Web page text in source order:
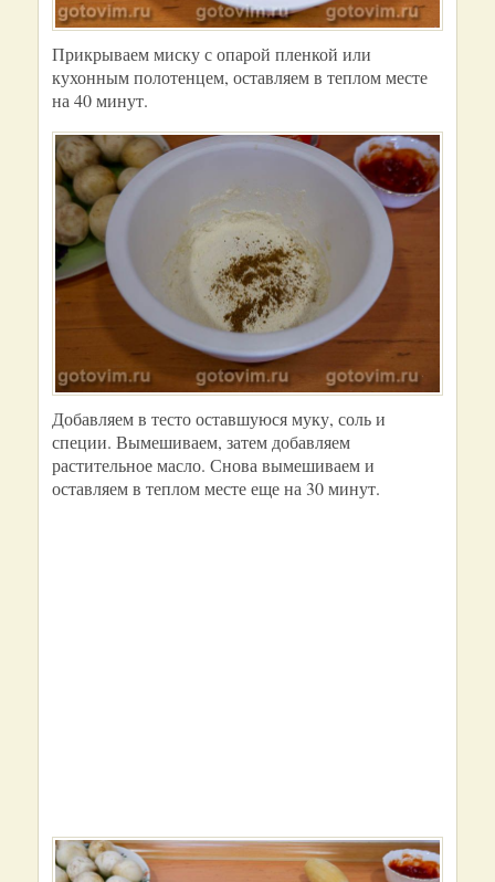
Прикрываем миску с опарой пленкой или
кухонным полотенцем, оставляем в теплом месте
на 40 минут.
Добавляем в тесто оставшуюся муку, соль и
специи. Вымешиваем, затем добавляем
растительное масло. Снова вымешиваем и
оставляем в теплом месте еще на 30 минут.